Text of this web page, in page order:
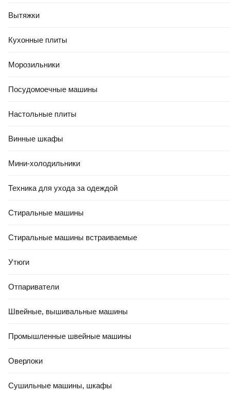
Вытяжки
Кухонные плиты
Морозильники
Посудомоечные машины
Настольные плиты
Винные шкафы
Мини-холодильники
Техника для ухода за одеждой
Стиральные машины
Стиральные машины встраиваемые
Утюги
Отпариватели
Швейные, вышивальные машины
Промышленные швейные машины
Оверлоки
Сушильные машины, шкафы